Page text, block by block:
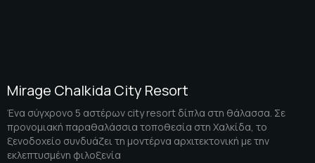
Mirage Chalkida City Resort
Ένα σύγχρονο 5 αστέρων city resort δίπλα στη θάλασσα. Σε
προνομιακή παραθαλάσσια τοποθεσία στη Χαλκίδα, το
ξενοδοχείο συνδυάζει τη μοντέρνα αρχιτεκτονική με την
εκλεπτυσμένη φιλοξενία